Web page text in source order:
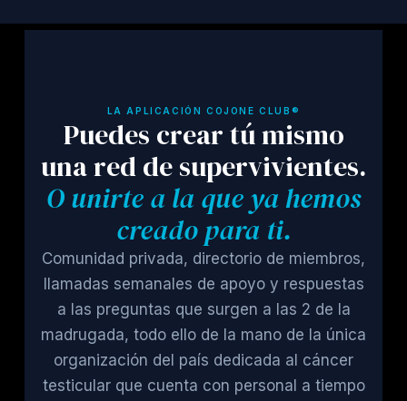
LA APLICACIÓN COJONE CLUB®
Puedes crear tú mismo
una red de supervivientes.
O unirte a la que ya hemos
creado para ti.
Comunidad privada, directorio de miembros,
llamadas semanales de apoyo y respuestas
a las preguntas que surgen a las 2 de la
madrugada, todo ello de la mano de la única
organización del país dedicada al cáncer
testicular que cuenta con personal a tiempo